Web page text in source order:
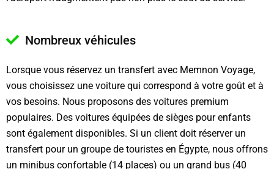
Nombreux véhicules
Lorsque vous réservez un transfert avec Memnon Voyage,
vous choisissez une voiture qui correspond à votre goût et à
vos besoins. Nous proposons des voitures premium
populaires. Des voitures équipées de sièges pour enfants
sont également disponibles. Si un client doit réserver un
transfert pour un groupe de touristes en Égypte, nous offrons
un minibus confortable (14 places) ou un grand bus (40